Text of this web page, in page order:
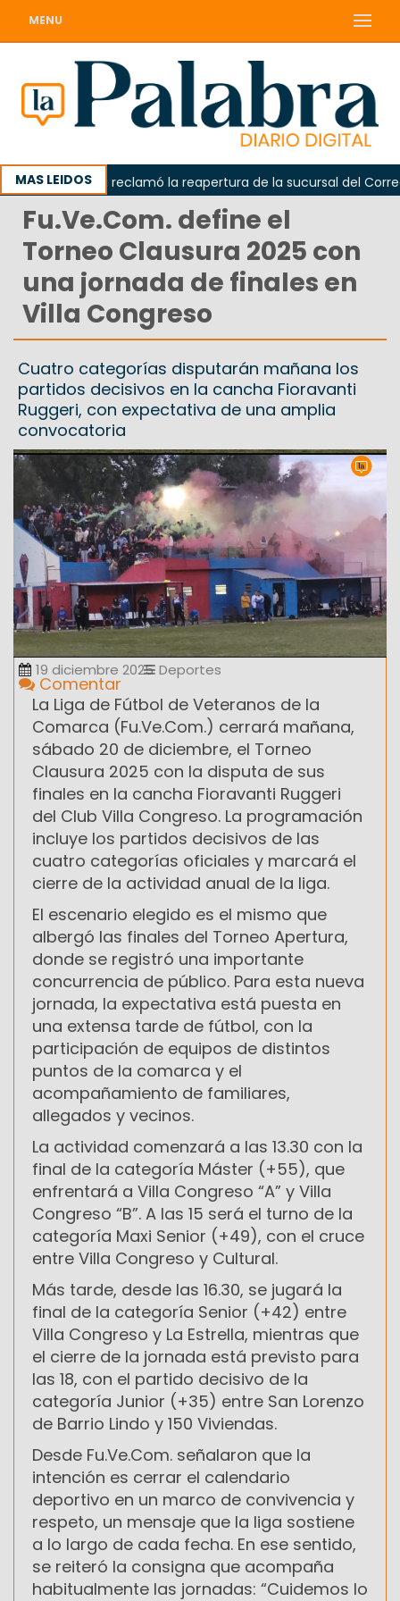
MENU
MAS LEIDOS
Odarda reclamó la reapertura de la sucursal del Correo
Fu.Ve.Com. define el
Torneo Clausura 2025 con
una jornada de finales en
Villa Congreso
Cuatro categorías disputarán mañana los
partidos decisivos en la cancha Fioravanti
Ruggeri, con expectativa de una amplia
convocatoria
19 diciembre 2025 Deportes
Comentar
La Liga de Fútbol de Veteranos de la
Comarca (Fu.Ve.Com.) cerrará mañana,
sábado 20 de diciembre, el Torneo
Clausura 2025 con la disputa de sus
finales en la cancha Fioravanti Ruggeri
del Club Villa Congreso. La programación
incluye los partidos decisivos de las
cuatro categorías oficiales y marcará el
cierre de la actividad anual de la liga.
El escenario elegido es el mismo que
albergó las finales del Torneo Apertura,
donde se registró una importante
concurrencia de público. Para esta nueva
jornada, la expectativa está puesta en
una extensa tarde de fútbol, con la
participación de equipos de distintos
puntos de la comarca y el
acompañamiento de familiares,
allegados y vecinos.
La actividad comenzará a las 13.30 con la
final de la categoría Máster (+55), que
enfrentará a Villa Congreso “A” y Villa
Congreso “B”. A las 15 será el turno de la
categoría Maxi Senior (+49), con el cruce
entre Villa Congreso y Cultural.
Más tarde, desde las 16.30, se jugará la
final de la categoría Senior (+42) entre
Villa Congreso y La Estrella, mientras que
el cierre de la jornada está previsto para
las 18, con el partido decisivo de la
categoría Junior (+35) entre San Lorenzo
de Barrio Lindo y 150 Viviendas.
Desde Fu.Ve.Com. señalaron que la
intención es cerrar el calendario
deportivo en un marco de convivencia y
respeto, un mensaje que la liga sostiene
a lo largo de cada fecha. En ese sentido,
se reiteró la consigna que acompaña
habitualmente las jornadas: “Cuidemos lo